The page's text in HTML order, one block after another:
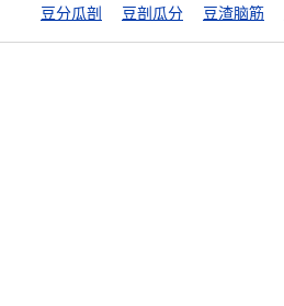
豆分瓜剖 豆剖瓜分 豆渣脑筋